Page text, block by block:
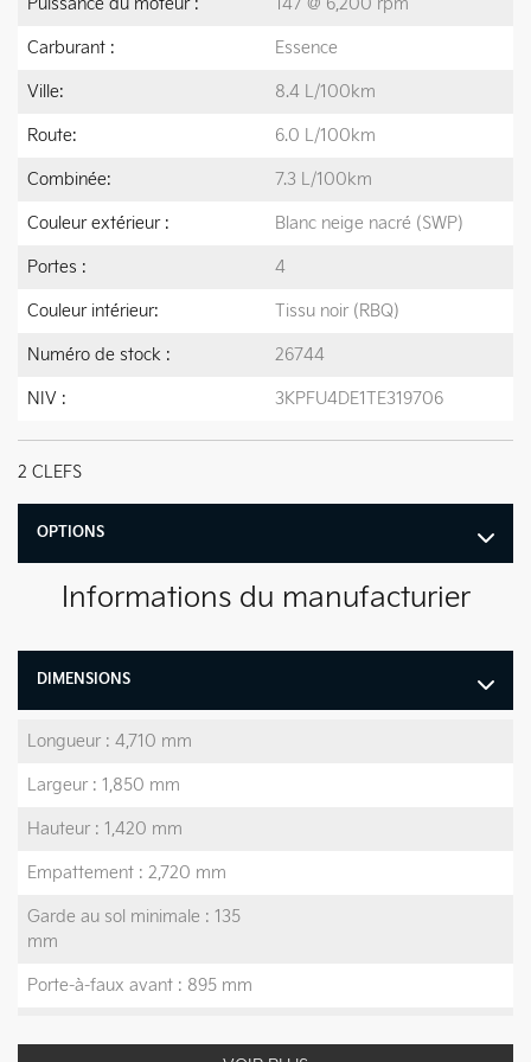
Carburant : Essence
Ville: 8.4 L/100km
Route: 6.0 L/100km
Combinée: 7.3 L/100km
Couleur extérieur : Blanc neige nacré (SWP)
Portes : 4
Couleur intérieur: Tissu noir (RBQ)
Numéro de stock : 26744
NIV : 3KPFU4DE1TE319706
2 CLEFS
OPTIONS
Informations du manufacturier
DIMENSIONS
Longueur : 4,710 mm
Largeur : 1,850 mm
Hauteur : 1,420 mm
Empattement : 2,720 mm
Garde au sol minimale : 135
mm
Porte-à-faux avant : 895 mm